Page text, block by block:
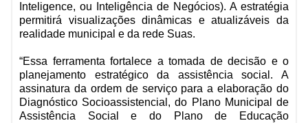
Inteligence, ou Inteligência de Negócios). A estratégia
permitirá visualizações dinâmicas e atualizáveis da
realidade municipal e da rede Suas.
“Essa ferramenta fortalece a tomada de decisão e o
planejamento estratégico da assistência social. A
assinatura da ordem de serviço para a elaboração do
Diagnóstico Socioassistencial, do Plano Municipal de
Assistência Social e do Plano de Educação